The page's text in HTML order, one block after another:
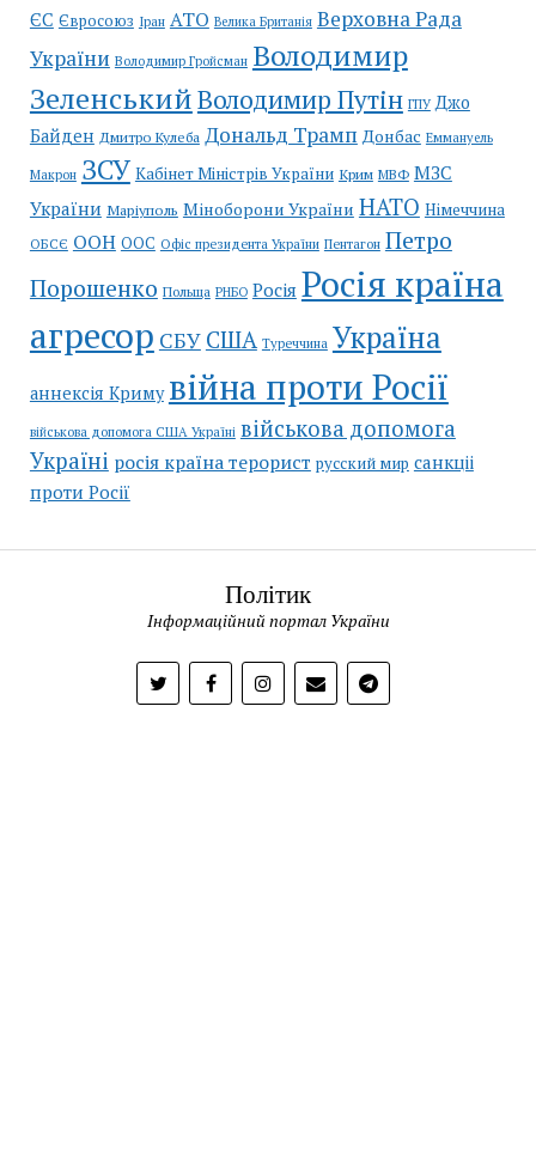
ЄС Євросоюз Іран АТО Велика Британія Верховна Рада
України Володимир Гройсман Володимир
ЗеленськийВолодимир Путін ГПУ Джо
Байден Дмитро Кулеба Дональд Трамп Донбас Еммануель
Макрон ЗСУ Кабінет Міністрів України Крим МВФ МЗС
України Маріуполь Міноборони України НАТО Німеччина
ОБСЄ ООН ООС Офіс президента України Пентагон Петро
Порошенко Польща РНБО Росія Росія країна
агресор СБУ США Туреччина Україна
аннексія Криму війна проти Росії
військова допомога США Україні військова допомога
Україні росія країна терорист русский мир санкціі
проти Росії
Політик
Інформаційний портал України